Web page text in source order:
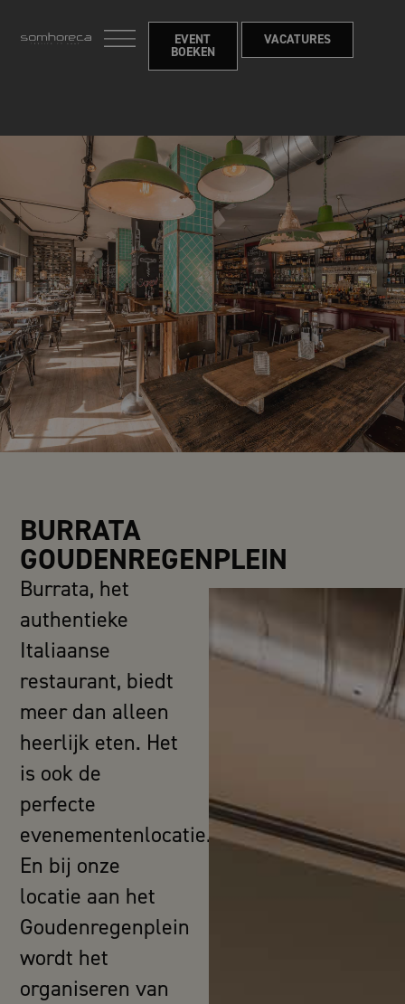
EVENT
BOEKEN
VACATURES
BURRATA
GOUDENREGENPLEIN
Burrata, het
authentieke
Italiaanse
restaurant, biedt
meer dan alleen
heerlijk eten. Het
is ook de
perfecte
evenementenlocatie.
En bij onze
locatie aan het
Goudenregenplein
wordt het
organiseren van